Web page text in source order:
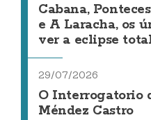
Cabana,
e A Laracha, os
ver a eclipse
29/07/2026
O Interrogatorio
Méndez Castro